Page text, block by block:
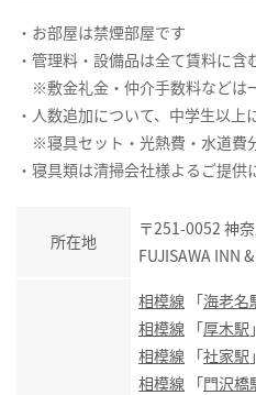
・お部屋は禁煙部屋です
・管理料・設備品は全て賃料に含
※敷金礼金・仲介手数料などは
・人数追加について、中学生以
※寝具セット・光熱費・水道費
・寝具類は清掃会社様よるご提供
所在地
〒251-0052 神
FUJISAWA INN
相模線 「海老名
相模線 「厚木駅
相模線 「社家駅
相模線 「門沢橋